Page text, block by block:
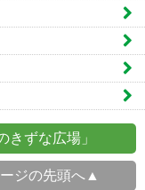
きずな広場」
ジの先頭へ▲